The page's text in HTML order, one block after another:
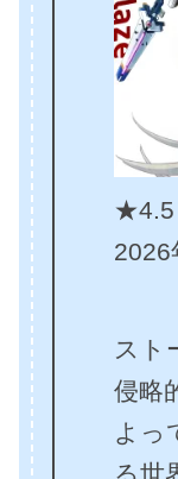
★4.5
2026
スト
侵略
よっ
る世